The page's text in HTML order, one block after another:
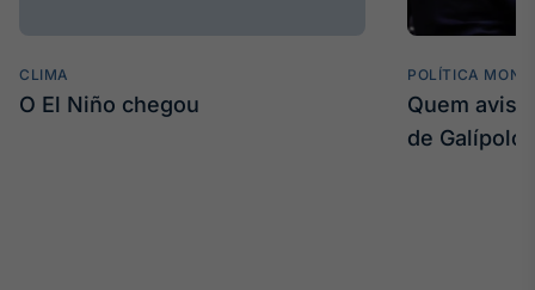
CLIMA
O El Niño chegou
POLÍTICA
Quem
de Galípolo